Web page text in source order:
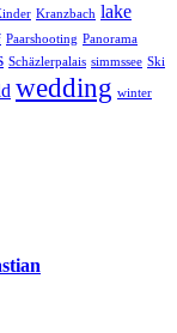
Kranzbach lake
Paarshooting Panorama
Schäzlerpalais simmssee Ski
wedding winter